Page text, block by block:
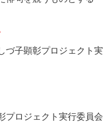
づ子顕彰プロジェクト
プロジェクト実行委員会